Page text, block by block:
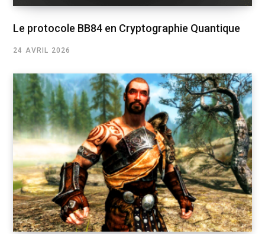
Le protocole BB84 en Cryptographie Quantique
24 AVRIL 2026